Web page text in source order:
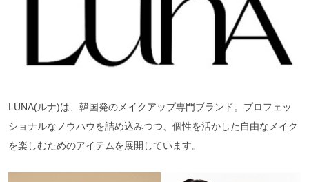
LUNA(ルナ)は、韓国発のメイクアップ専門ブランド。プロフェッ
ショナルなノウハウを詰め込みつつ、個性を活かした自由なメイク
を楽しむためのアイテムを展開しています。